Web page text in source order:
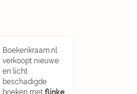
Boekenkraam.nl
verkoopt nieuwe
en licht
beschadigde
boeken met flinke